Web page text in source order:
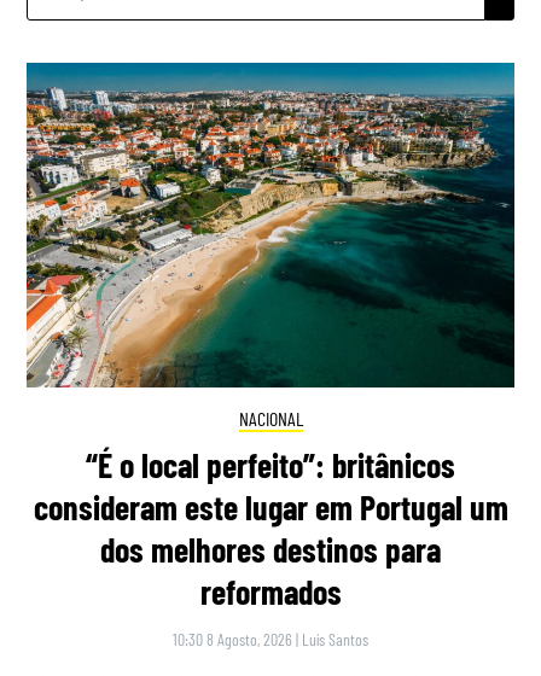
NACIONAL
“É o local perfeito”: britânicos
consideram este lugar em Portugal um
dos melhores destinos para
reformados
10:30 8 Agosto, 2026 | Luís Santos